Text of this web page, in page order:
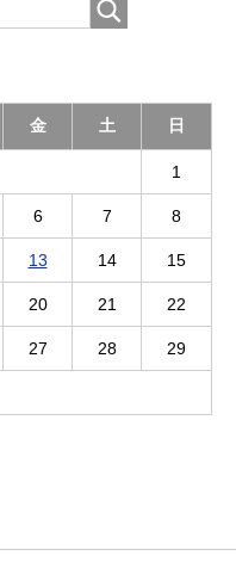
金 土 日
1
6 7 8
13 14 15
20 21 22
27 28 29